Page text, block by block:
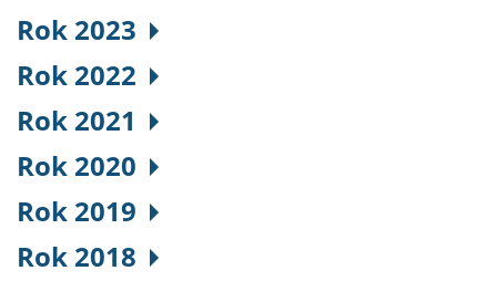
Rok 2023
Rok 2022
Rok 2021
Rok 2020
Rok 2019
Rok 2018